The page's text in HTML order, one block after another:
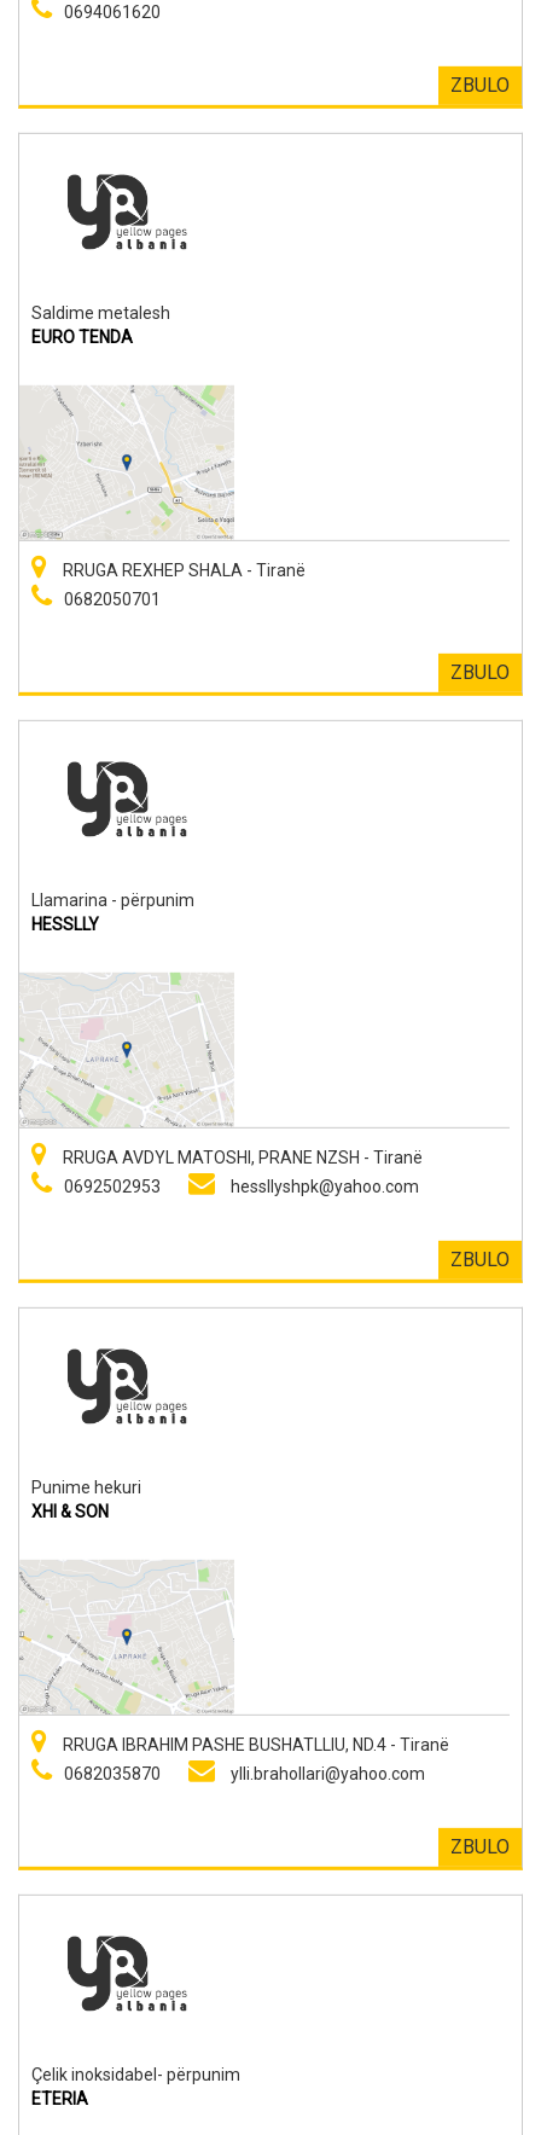
0694061620
ZBULO
Saldime metalesh
EURO TENDA
RRUGA REXHEP SHALA - Tiranë
0682050701
ZBULO
Llamarina - përpunim
HESSLLY
RRUGA AVDYL MATOSHI, PRANE NZSH - Tiranë
0692502953
hessllyshpk@yahoo.com
ZBULO
Punime hekuri
XHI & SON
RRUGA IBRAHIM PASHE BUSHATLLIU, ND.4 - Tiranë
0682035870
ylli.brahollari@yahoo.com
ZBULO
Çelik inoksidabel- përpunim
ETERIA